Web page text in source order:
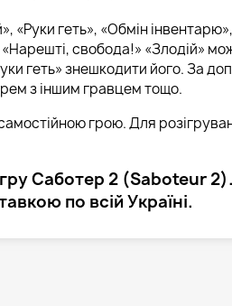
«Руки геть», «Обмін
свобода!» «Злодій»
геть» знешкодити його. За
з іншим гравцем тощо.
грою. Для
Саботер 2 (Saboteur 2).
по всій Україні.